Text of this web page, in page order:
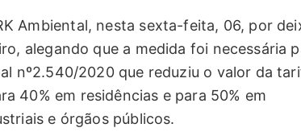
Ambiental, nesta sexta-feita, 06, por
alegando que a medida foi necessária
nº2.540/2020 que reduziu o valor da
40% em residências e para 50% em
e órgãos públicos.